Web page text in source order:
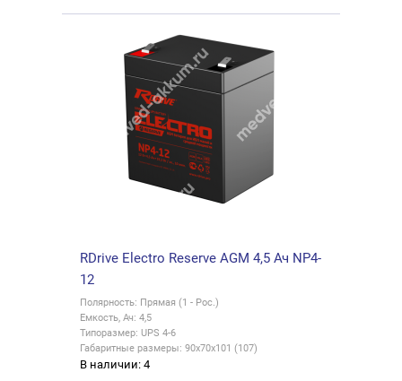
RDrive Electro Reserve AGM 4,5 Ач NP4-
12
Полярность: Прямая (1 - Рос.)
Емкость, Ач: 4,5
Типоразмер: UPS 4-6
Габаритные размеры: 90x70x101 (107)
В наличии: 4